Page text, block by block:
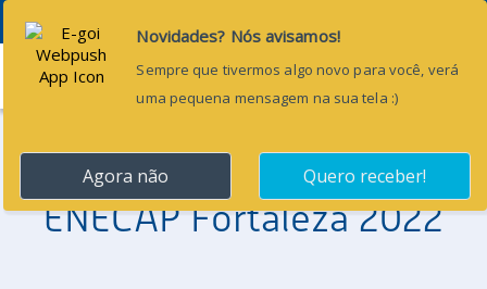
Menu
20 de julho de 2022
ENECAP Fortaleza 2022